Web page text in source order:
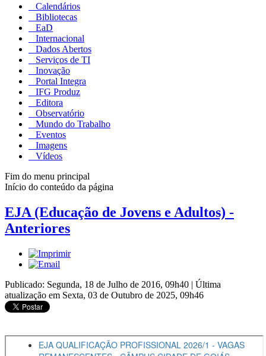
Calendários
Bibliotecas
EaD
Internacional
Dados Abertos
Serviços de TI
Inovação
Portal Integra
IFG Produz
Editora
Observatório
Mundo do Trabalho
Eventos
Imagens
Vídeos
Fim do menu principal
Início do conteúdo da página
EJA (Educação de Jovens e Adultos) -
Anteriores
Publicado: Segunda, 18 de Julho de 2016, 09h40 | Última
atualização em Sexta, 03 de Outubro de 2025, 09h46